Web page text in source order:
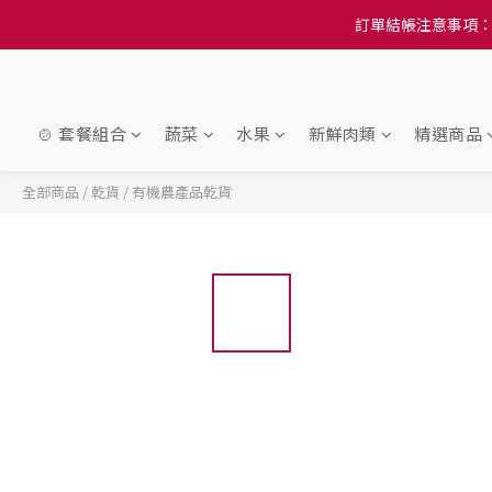
訂單結帳注意事項
訂單結帳注意事項
訂單結帳注意事項
🍲 套餐組合 蔬菜 水果 新鮮肉類 精選商品
全部商品 /乾貨 / 有機農產品乾貨